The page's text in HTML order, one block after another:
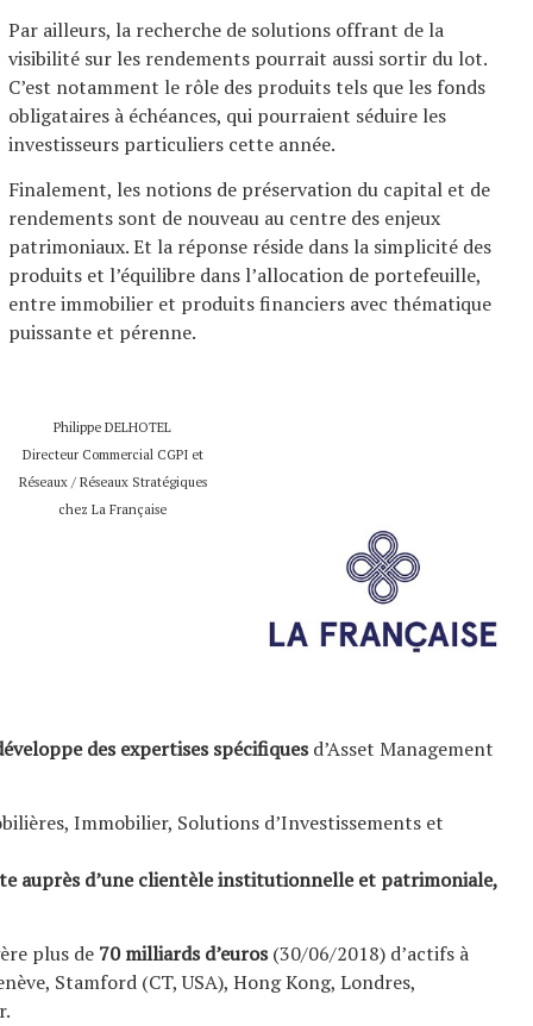
Par ailleurs, la recherche de solutions offrant de la
visibilité sur les rendements pourrait aussi sortir du lot.
C’est notamment le rôle des produits tels que les fonds
obligataires à échéances, qui pourraient séduire les
investisseurs particuliers cette année.
Finalement, les notions de préservation du capital et de
rendements sont de nouveau au centre des enjeux
patrimoniaux. Et la réponse réside dans la simplicité des
produits et l’équilibre dans l’allocation de portefeuille,
entre immobilier et produits financiers avec thématique
puissante et pérenne.
Philippe DELHOTEL
Directeur Commercial CGPI et
Réseaux / Réseaux Stratégiques
chez La Française
des expertises spécifiquesd’Asset Management
Immobilier, Solutions d’Investissements et
auprès d’une clientèle institutionnelle et patrimoniale,
plus de 70 milliards d’euros(30/06/2018) d’actifs à
Stamford (CT, USA), Hong Kong, Londres,